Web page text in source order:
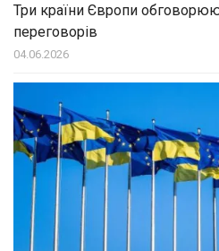
Три країни Європи
переговорів
04.06.2026